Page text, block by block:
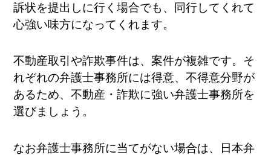
訴状を提出しに行く場合でも、同行してくれて
心強い味方になってくれます。
不動産取引や詐欺事件は、案件が複雑です。そ
れぞれの弁護士事務所には得意、不得意分野が
あるため、不動産・詐欺に強い弁護士事務所を
選びましょう。
なお弁護士事務所に当てがない場合は、日本弁